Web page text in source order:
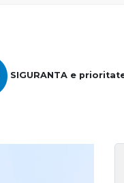
SIGURANTA e